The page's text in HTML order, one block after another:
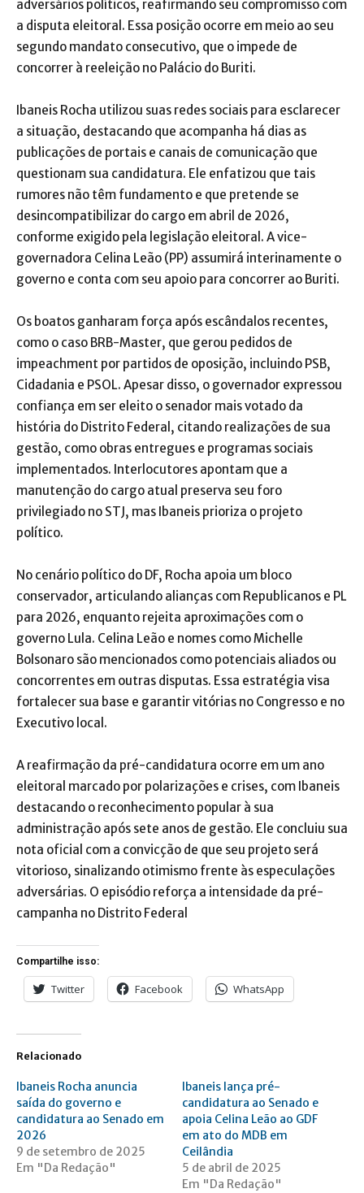
adversários políticos, reafirmando seu compromisso com
a disputa eleitoral. Essa posição ocorre em meio ao seu
segundo mandato consecutivo, que o impede de
concorrer à reeleição no Palácio do Buriti.
Ibaneis Rocha utilizou suas redes sociais para esclarecer
a situação, destacando que acompanha há dias as
publicações de portais e canais de comunicação que
questionam sua candidatura. Ele enfatizou que tais
rumores não têm fundamento e que pretende se
desincompatibilizar do cargo em abril de 2026,
conforme exigido pela legislação eleitoral. A vice-
governadora Celina Leão (PP) assumirá interinamente o
governo e conta com seu apoio para concorrer ao Buriti.
Os boatos ganharam força após escândalos recentes,
como o caso BRB-Master, que gerou pedidos de
impeachment por partidos de oposição, incluindo PSB,
Cidadania e PSOL. Apesar disso, o governador expressou
confiança em ser eleito o senador mais votado da
história do Distrito Federal, citando realizações de sua
gestão, como obras entregues e programas sociais
implementados. Interlocutores apontam que a
manutenção do cargo atual preserva seu foro
privilegiado no STJ, mas Ibaneis prioriza o projeto
político.
No cenário político do DF, Rocha apoia um bloco
conservador, articulando alianças com Republicanos e PL
para 2026, enquanto rejeita aproximações com o
governo Lula. Celina Leão e nomes como Michelle
Bolsonaro são mencionados como potenciais aliados ou
concorrentes em outras disputas. Essa estratégia visa
fortalecer sua base e garantir vitórias no Congresso e no
Executivo local.
A reafirmação da pré-candidatura ocorre em um ano
eleitoral marcado por polarizações e crises, com Ibaneis
destacando o reconhecimento popular à sua
administração após sete anos de gestão. Ele concluiu sua
nota oficial com a convicção de que seu projeto será
vitorioso, sinalizando otimismo frente às especulações
adversárias. O episódio reforça a intensidade da pré-
campanha no Distrito Federal
Compartilhe isso:
Twitter Facebook WhatsApp
Relacionado
Ibaneis Rocha anuncia
saída do governo e
candidatura ao Senado em
2026
9 de setembro de 2025
Em "Da Redação"
Ibaneis lança pré-
candidatura ao Senado e
apoia Celina Leão ao GDF
em ato do MDB em
Ceilândia
5 de abril de 2025
Em "Da Redação"